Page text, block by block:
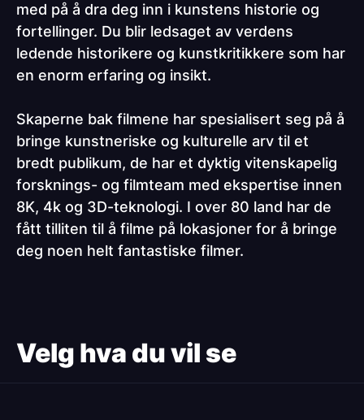
med på å dra deg inn i kunstens historie og
fortellinger. Du blir ledsaget av verdens
ledende historikere og kunstkritikkere som har
en enorm erfaring og insikt.
Skaperne bak filmene har spesialisert seg på å
bringe kunstneriske og kulturelle arv til et
bredt publikum, de har et dyktig vitenskapelig
forsknings- og filmteam med ekspertise innen
8K, 4k og 3D-teknologi. I over 80 land har de
fått tilliten til å filme på lokasjoner for å bringe
deg noen helt fantastiske filmer.
Velg hva du vil se